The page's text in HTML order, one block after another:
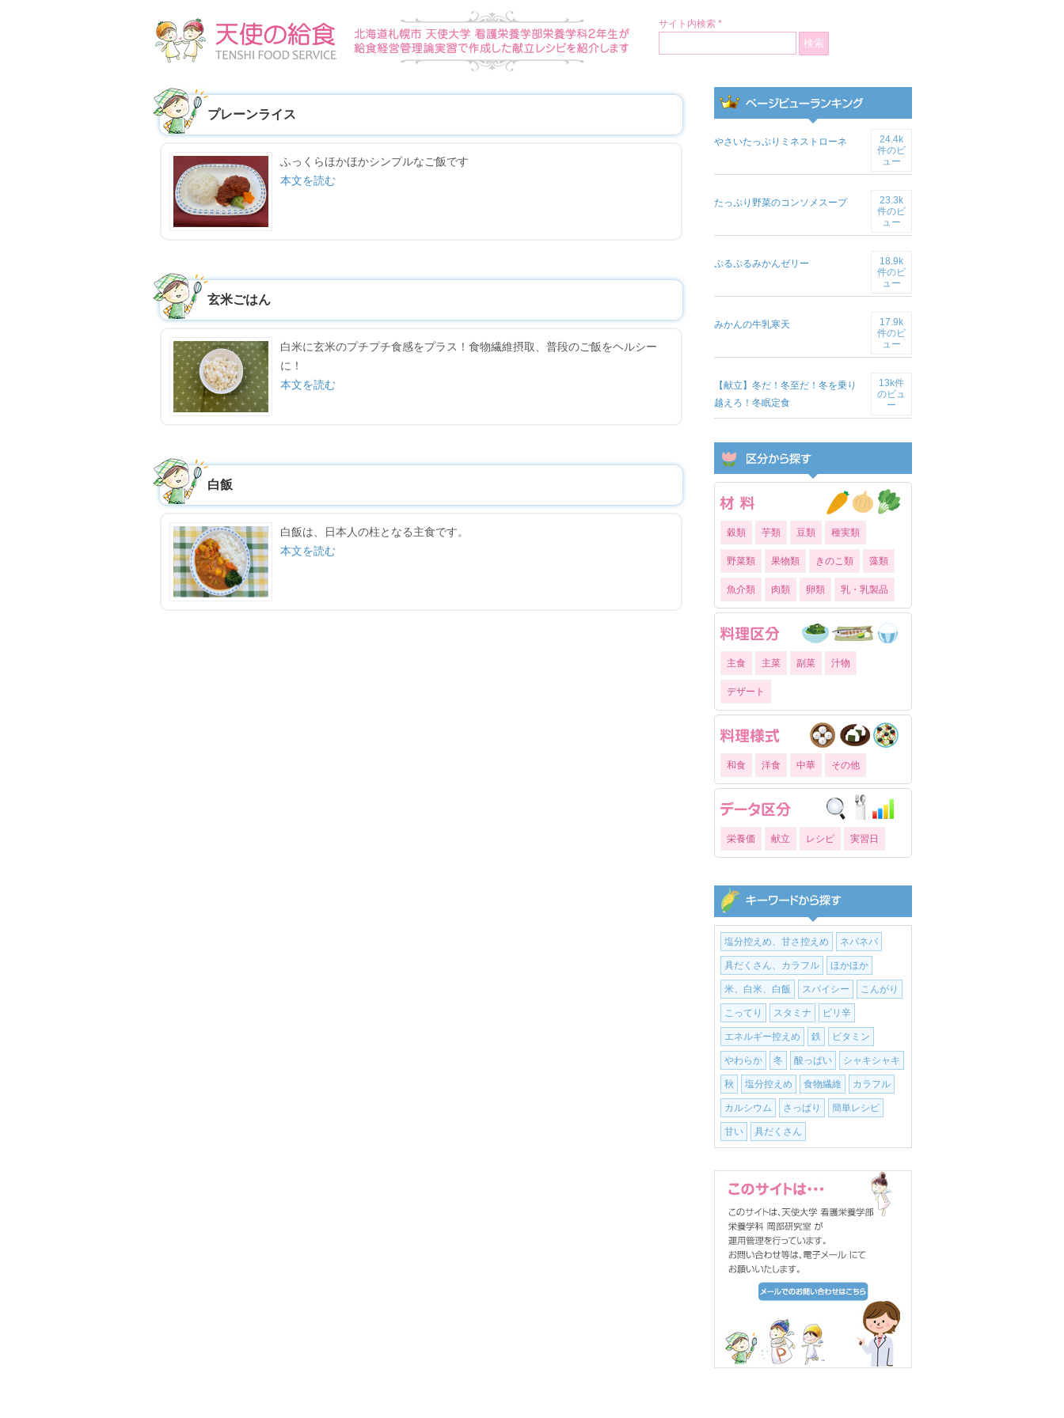
サイト内検索 *
プレーンライス
ふっくらほかほかシンプルなご飯です
本文を読む
玄米ごはん
白米に玄米のプチプチ食感をプラス！食物繊維摂取、普段のご飯をヘルシー
に！
本文を読む
白飯
白飯は、日本人の柱となる主食です。
本文を読む
やさいたっぷりミネストローネ
24.4k
件のビ
ュー
たっぷり野菜のコンソメスープ
23.3k
件のビ
ュー
ぷるぷるみかんゼリー
18.9k
件のビ
ュー
みかんの牛乳寒天
17.9k
件のビ
ュー
【献立】冬だ！冬至だ！冬を乗り
越えろ！冬眠定食
13k件
のビュ
ー
穀類 芋類 豆類 種実類
野菜類 果物類 きのこ類 藻類
魚介類 肉類 卵類 乳・乳製品
主食 主菜 副菜 汁物
デザート
和食 洋食 中華 その他
栄養価 献立 レシピ 実習日
塩分控えめ、甘さ控えめ ネバネバ
具だくさん、カラフル ほかほか
米、白米、白飯 スパイシー こんがり
こってり スタミナ ピリ辛
エネルギー控えめ 鉄 ビタミン
やわらか 冬 酸っぱい シャキシャキ
秋 塩分控えめ 食物繊維 カラフル
カルシウム さっぱり 簡単レシピ
甘い 具だくさん